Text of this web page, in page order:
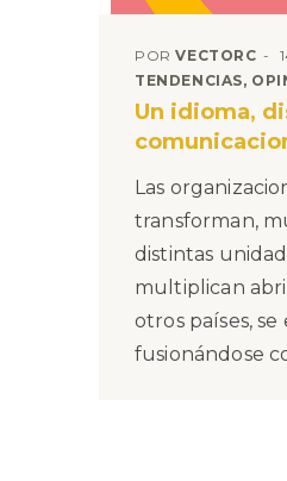
PORVECTORC
TENDENCIAS,
Un idioma,
Las
transforman,
distintas
multiplican
otros países,
fusionándose